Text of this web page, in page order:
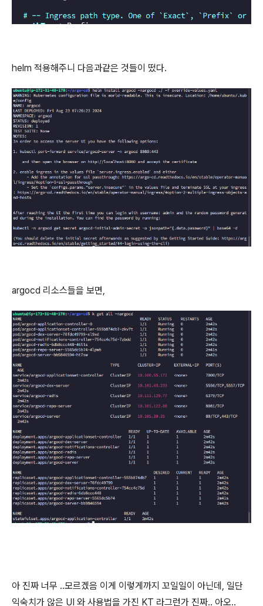
helm 적용해주니 다음과같은 것들이 떴다.
argocd 리소스들을 보면,
아 진짜 너무 ..모르겠음 이게 이렇게까지 꼬일일이 아닌데, 일단
익숙치가 않은 UI 와 사용법을 가진 KT 라그런가 진짜.. 아오..